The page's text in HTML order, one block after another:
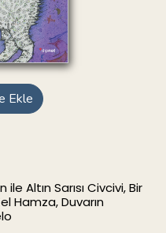
Ekle
Altın Sarısı Civcivi, Bir
Hamza, Duvarın